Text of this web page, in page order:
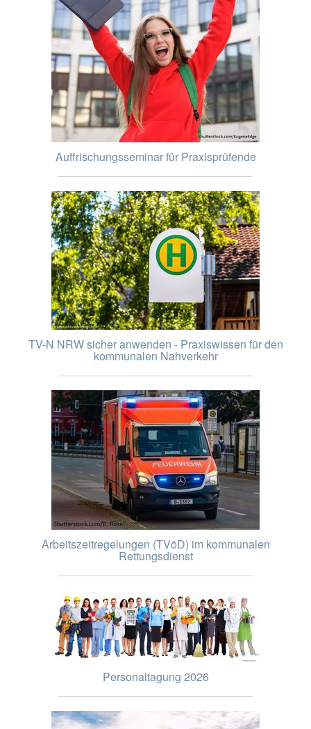
Auffrischungsseminar für Praxisprüfende
TV-N NRW sicher anwenden - Praxiswissen für den
kommunalen Nahverkehr
Arbeitszeitregelungen (TVöD) im kommunalen
Rettungsdienst
Personaltagung 2026